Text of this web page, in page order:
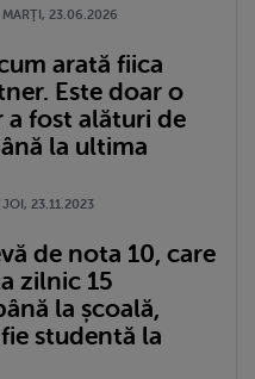
MARŢI, 23.06.2026
arată fiica
Este doar o
a fost alături de
la ultima
23.11.2023
de nota 10, care
zilnic 15
la școală,
studentă la